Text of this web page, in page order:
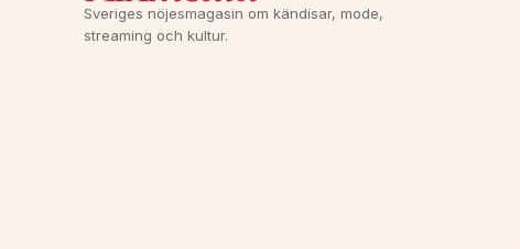
Sveriges nöjesmagasin om kändisar, mode,
streaming och kultur.